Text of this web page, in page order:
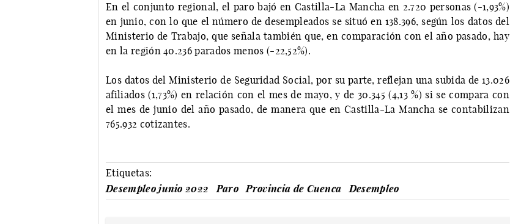
En el conjunto regional, el paro bajó en Castilla-La Mancha en 2.720 personas (-1,93%)
en junio, con lo que el número de desempleados se situó en 138.396, según los datos del
Ministerio de Trabajo, que señala también que, en comparación con el año pasado, hay
en la región 40.236 parados menos (-22,52%).
Los datos del Ministerio de Seguridad Social, por su parte, reflejan una subida de 13.026
afiliados (1,73%) en relación con el mes de mayo, y de 30.345 (4,13 %) si se compara con
el mes de junio del año pasado, de manera que en Castilla-La Mancha se contabilizan
765.932 cotizantes.
Etiquetas:
Desempleo junio 2022
Paro Provincia de Cuenca Desempleo